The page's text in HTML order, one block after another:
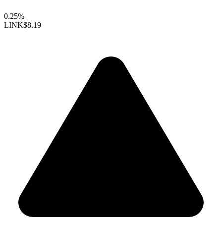
0.25%
LINK$8.19